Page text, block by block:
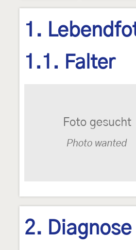
1.
1.1. Falter
2. Diagnose